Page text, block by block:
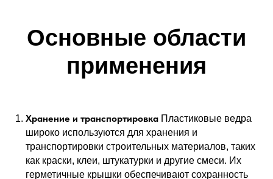
Основные области
применения
Хранение и транспортировка Пластиковые ведра
широко используются для хранения и
транспортировки строительных материалов, таких
как краски, клеи, штукатурки и другие смеси. Их
герметичные крышки обеспечивают сохранность